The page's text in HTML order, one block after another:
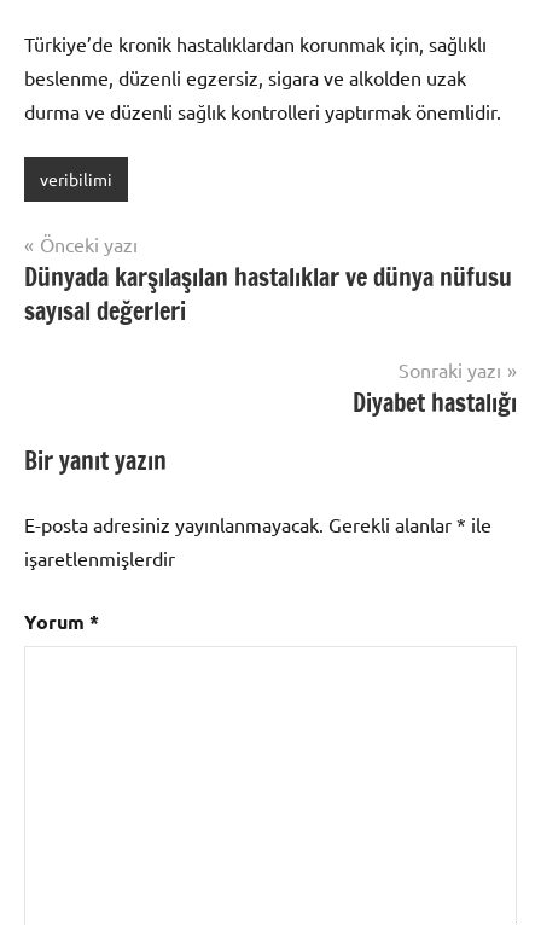
Türkiye’de kronik hastalıklardan korunmak için, sağlıklı
beslenme, düzenli egzersiz, sigara ve alkolden uzak
durma ve düzenli sağlık kontrolleri yaptırmak önemlidir.
veribilimi
Yazı
gezinmesi
Önceki yazı
Dünyada karşılaşılan hastalıklar ve dünya nüfusu
sayısal değerleri
Sonraki yazı
Diyabet hastalığı
Bir yanıt yazın
E-posta adresiniz yayınlanmayacak. Gerekli alanlar * ile
işaretlenmişlerdir
Yorum *